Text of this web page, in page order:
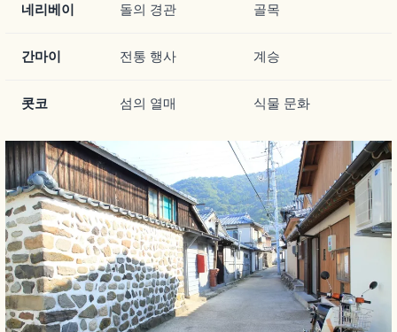
네리베이 돌의 경관 골목
간마이 전통 행사 계승
콧코 섬의 열매 식물 문화